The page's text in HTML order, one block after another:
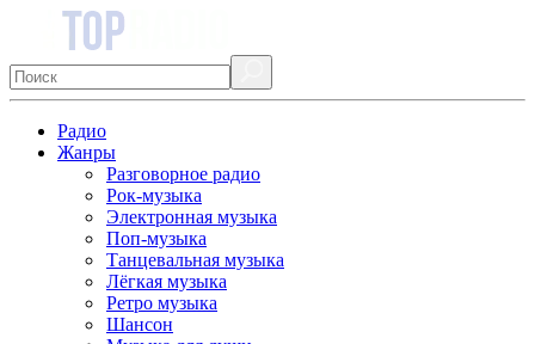
Радио
Жанры
Разговорное радио
Рок-музыка
Электронная музыка
Поп-музыка
Танцевальная музыка
Лёгкая музыка
Ретро музыка
Шансон